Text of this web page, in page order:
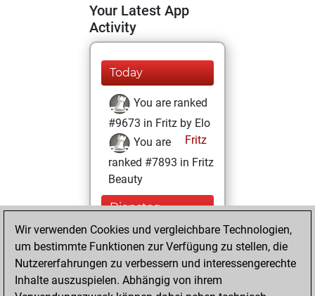
Your Latest App
Activity
Today
You are ranked
#9673 in Fritz by Elo
Fritz
You are
ranked #7893 in Fritz
Beauty
Dienstag,
September 10,
2024
You won
against Fritz
Fritz
Wir verwenden Cookies und vergleichbare Technologien,
um bestimmte Funktionen zur Verfügung zu stellen, die
Nutzererfahrungen zu verbessern und interessengerechte
Inhalte auszuspielen. Abhängig von ihrem